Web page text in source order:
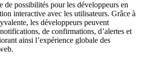
de possibilités pour les développeurs en
interactive avec les utilisateurs. Grâce à
les développeurs peuvent
de confirmations, d’alertes et
ainsi l’expérience globale des